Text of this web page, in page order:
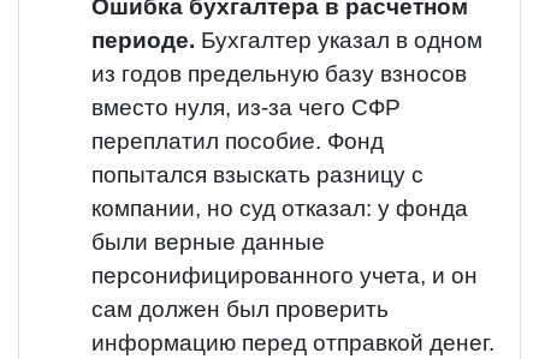
Ошибка бухгалтера в расчетном
периоде. Бухгалтер указал в одном
из годов предельную базу взносов
вместо нуля, из-за чего СФР
переплатил пособие. Фонд
попытался взыскать разницу с
компании, но суд отказал: у фонда
были верные данные
персонифицированного учета, и он
сам должен был проверить
информацию перед отправкой денег.